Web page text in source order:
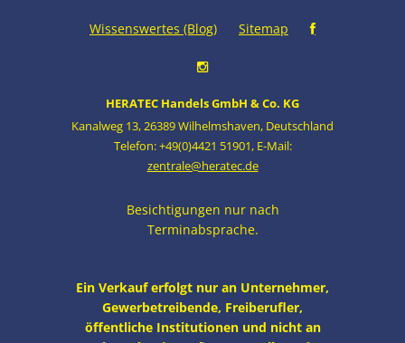
Wissenswertes (Blog) Sitemap
HERATEC Handels GmbH & Co. KG
Kanalweg 13, 26389 Wilhelmshaven, Deutschland
Telefon: +49(0)4421 51901, E-Mail:
zentrale@heratec.de
Besichtigungen nur nach
Terminabsprache.
Ein Verkauf erfolgt nur an Unternehmer,
Gewerbetreibende, Freiberufler,
öffentliche Institutionen und nicht an